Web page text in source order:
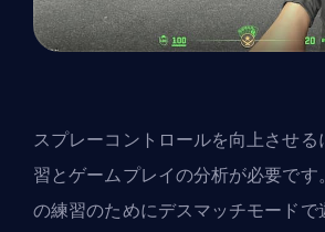
スプレーコントロールを向上させる
習とゲームプレイの分析が必要で
の練習のためにデスマッチモードで